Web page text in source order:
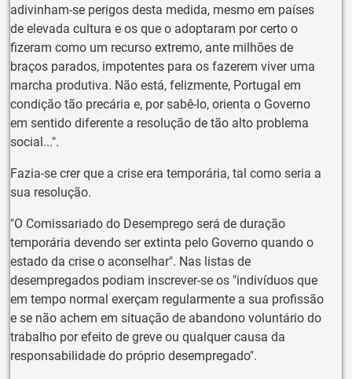
adivinham-se perigos desta medida, mesmo em países
de elevada cultura e os que o adoptaram por certo o
fizeram como um recurso extremo, ante milhões de
braços parados, impotentes para os fazerem viver uma
marcha produtiva. Não está, felizmente, Portugal em
condição tão precária e, por sabê-lo, orienta o Governo
em sentido diferente a resolução de tão alto problema
social...".
Fazia-se crer que a crise era temporária, tal como seria a
sua resolução.
"O Comissariado do Desemprego será de duração
temporária devendo ser extinta pelo Governo quando o
estado da crise o aconselhar". Nas listas de
desempregados podiam inscrever-se os "indivíduos que
em tempo normal exerçam regularmente a sua profissão
e se não achem em situação de abandono voluntário do
trabalho por efeito de greve ou qualquer causa da
responsabilidade do próprio desempregado".